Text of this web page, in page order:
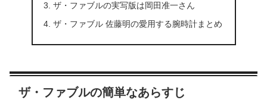
ザ・ファブルの実写版は岡田准一さん
ザ・ファブル 佐藤明の愛用する腕時計まとめ
ザ・ファブルの簡単なあらすじ